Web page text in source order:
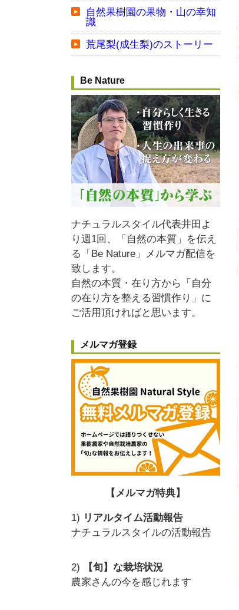
自然果樹園の果物・山の幸知
識
荒尾梨(成生梨)のストーリー
Be Nature
ナチュラルスタイル代表井田よ
り週1回、「自然の本質」を伝え
る「Be Nature」メルマガ配信を
致します。
自然の本質・在り方から 「自分
の在り方を整える習慣作り」 に
ご活用頂ければと思います。
メルマガ登録
【メルマガ特典】
1) リアルタイム活動報告
ナチュラルスタイルの活動報告
2)
【旬】な栽培状況
農家さんの今を感じれます